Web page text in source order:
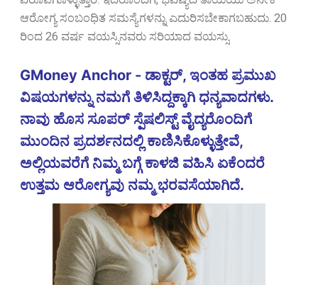
ಆರೋಗ್ಯ ಸಂಬಂಧಿತ ಸಮಸ್ಯೆಗಳನ್ನು ಎದುರಿಸಬೇಕಾಗಬಹುದು. 20
ರಿಂದ 26 ವರ್ಷ ವಯಸ್ಸಿನವರು ಸರಿಯಾದ ವಯಸ್ಸು.
GMoney Anchor - ಡಾಕ್ಟರ್, ಇಂತಹ ಪ್ರಮುಖ
ವಿಷಯಗಳನ್ನು ನಮಗೆ ತಿಳಿಸಿದ್ದಕ್ಕಾಗಿ ಧನ್ಯವಾದಗಳು.
ನಾವು ಹೊಸ ಸೂಪರ್ ಸ್ಪೆಷಲಿಸ್ಟ್ ವೈದ್ಯರೊಂದಿಗೆ
ಮುಂದಿನ ಪ್ರದರ್ಶನದಲ್ಲಿ ಕಾಣಿಸಿಕೊಳ್ಳುತ್ತೇವೆ,
ಅಲ್ಲಿಯವರೆಗೆ ನಿಮ್ಮ ಬಗ್ಗೆ ಕಾಳಜಿ ವಹಿಸಿ ಏಕೆಂದರೆ
ಉತ್ತಮ ಆರೋಗ್ಯವು ನಮ್ಮ ಭರವಸೆಯಾಗಿದೆ.